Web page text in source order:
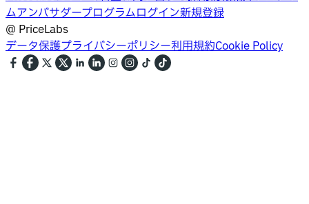
ムアンバサダープログラムログイン新規登録
@ PriceLabs
データ保護プライバシーポリシー利用規約Cookie Policy